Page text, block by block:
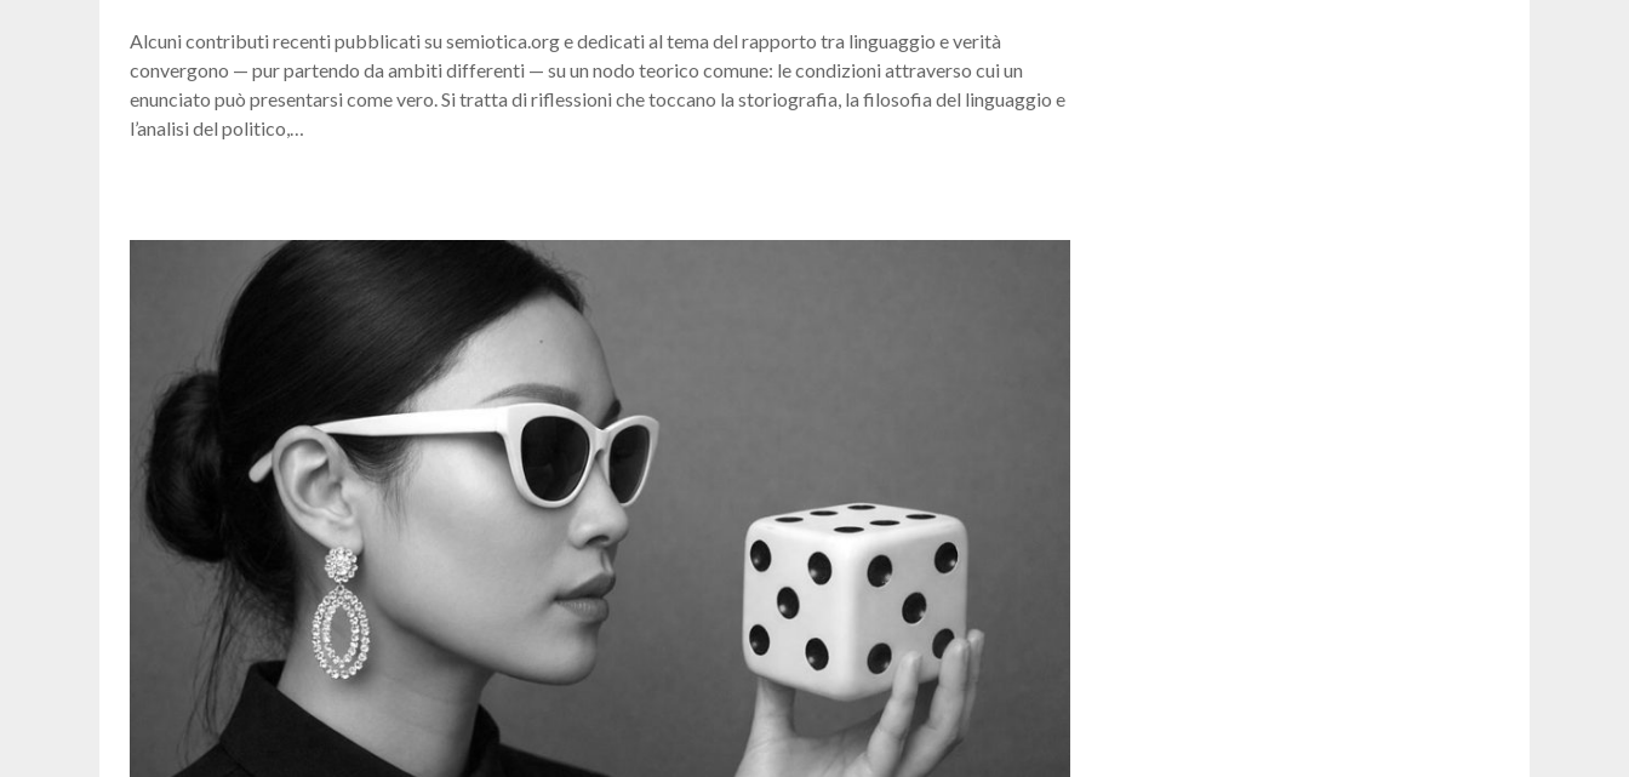
Alcuni contributi recenti pubblicati su semiotica.org e dedicati al tema del rapporto tra linguaggio e verità
convergono — pur partendo da ambiti differenti — su un nodo teorico comune: le condizioni attraverso cui un
enunciato può presentarsi come vero. Si tratta di riflessioni che toccano la storiografia, la filosofia del linguaggio e
l’analisi del politico,…